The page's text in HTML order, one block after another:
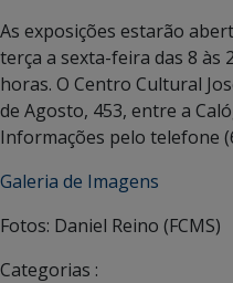
As exposições estarão
terça a sexta-feira das 8 às
horas. O Centro Cultural
de Agosto, 453, entre a
Informações pelo telefone
Galeria de Imagens
Fotos: Daniel Reino (FCMS)
Categorias :